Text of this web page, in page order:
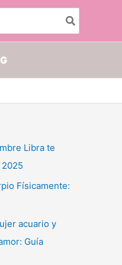
Libra te
Físicamente:
acuario y
Guía